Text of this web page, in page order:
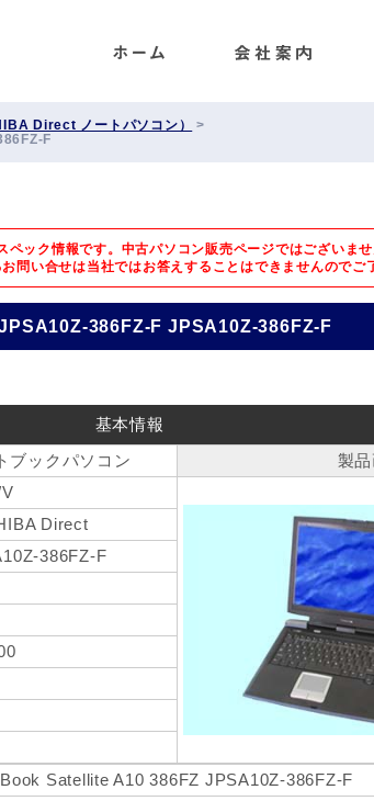
Direct ノートパソコン）
>
F
ペック情報です。中古パソコン販売ページではございま
問い合せは当社ではお答えすることはできませんのでご
386FZ-F JPSA10Z-386FZ-F
基本情報
ブックパソコン
製
Direct
386FZ-F
Satellite A10 386FZ JPSA10Z-386FZ-F